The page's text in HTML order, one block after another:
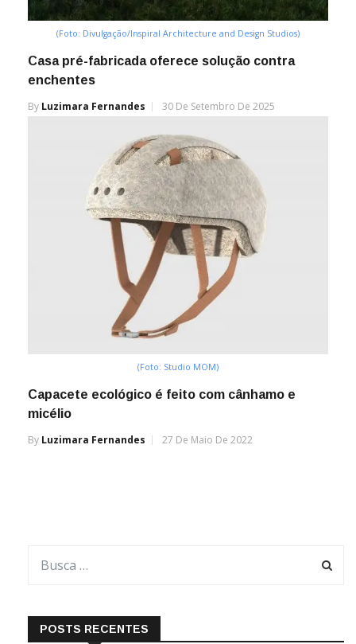
(Foto: Divulgação/Inspiral Architecture and Design Studios)
Casa pré-fabricada oferece solução contra
enchentes
By Luzimara Fernandes 30 De Setembro De 2025
(Foto: Studio MOM)
Capacete ecológico é feito com cânhamo e
micélio
By Luzimara Fernandes 27 De Maio De 2022
POSTS RECENTES